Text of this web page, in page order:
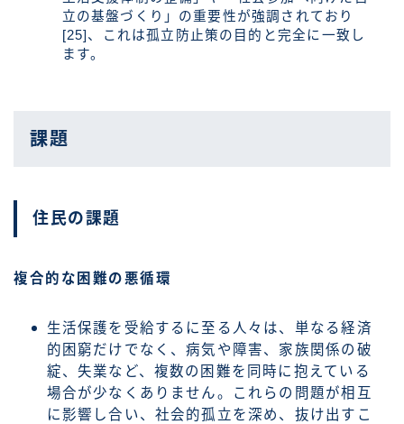
立の基盤づくり」の重要性が強調されており
[25]、これは孤立防止策の目的と完全に一致し
ます。
課題
住民の課題
複合的な困難の悪循環
生活保護を受給するに至る人々は、単なる経済
的困窮だけでなく、病気や障害、家族関係の破
綻、失業など、複数の困難を同時に抱えている
場合が少なくありません。これらの問題が相互
に影響し合い、社会的孤立を深め、抜け出すこ